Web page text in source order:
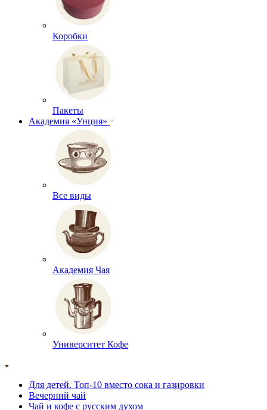
Коробки
Пакеты
Академия «Унция»
Все виды
Академия Чая
Университет Кофе
Для детей. Топ-10 вместо сока и газировки
Вечерний чай
Чай и кофе с русским духом